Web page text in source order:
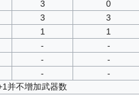
3
0
3
3
1
1
-
-
-
-
-
-
并不增加武器数